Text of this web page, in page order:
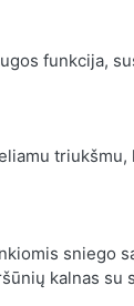
funkcija,
sniego
kalnas su